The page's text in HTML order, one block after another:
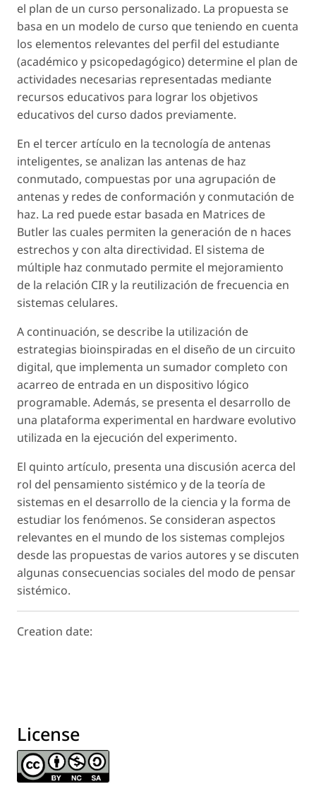
el plan de un curso personalizado. La propuesta se
basa en un modelo de curso que teniendo en cuenta
los elementos relevantes del perfil del estudiante
(académico y psicopedagógico) determine el plan de
actividades necesarias representadas mediante
recursos educativos para lograr los objetivos
educativos del curso dados previamente.
En el tercer artículo en la tecnología de antenas
inteligentes, se analizan las antenas de haz
conmutado, compuestas por una agrupación de
antenas y redes de conformación y conmutación de
haz. La red puede estar basada en Matrices de
Butler las cuales permiten la generación de n haces
estrechos y con alta directividad. El sistema de
múltiple haz conmutado permite el mejoramiento
de la relación CIR y la reutilización de frecuencia en
sistemas celulares.
A continuación, se describe la utilización de
estrategias bioinspiradas en el diseño de un circuito
digital, que implementa un sumador completo con
acarreo de entrada en un dispositivo lógico
programable. Además, se presenta el desarrollo de
una plataforma experimental en hardware evolutivo
utilizada en la ejecución del experimento.
El quinto artículo, presenta una discusión acerca del
rol del pensamiento sistémico y de la teoría de
sistemas en el desarrollo de la ciencia y la forma de
estudiar los fenómenos. Se consideran aspectos
relevantes en el mundo de los sistemas complejos
desde las propuestas de varios autores y se discuten
algunas consecuencias sociales del modo de pensar
sistémico.
Creation date:
License